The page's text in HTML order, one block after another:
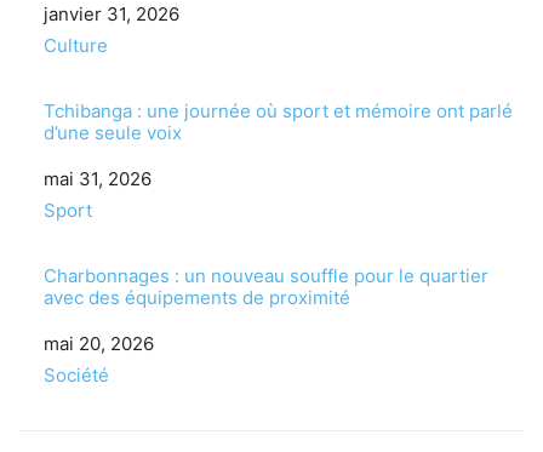
Date
janvier 31, 2026
Par rapport à
Culture
Tchibanga : une journée où sport et mémoire ont parlé
d’une seule voix
Date
mai 31, 2026
Par rapport à
Sport
Charbonnages : un nouveau souffle pour le quartier
avec des équipements de proximité
Date
mai 20, 2026
Par rapport à
Société